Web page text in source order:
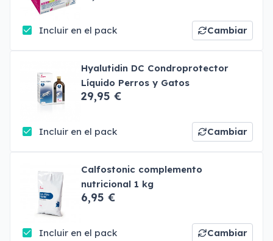
Incluir en el pack Cambiar
Hyalutidin DC Condroprotector
Líquido Perros y Gatos
29,95 €
Incluir en el pack Cambiar
Calfostonic complemento
nutricional 1 kg
6,95 €
Incluir en el pack Cambiar